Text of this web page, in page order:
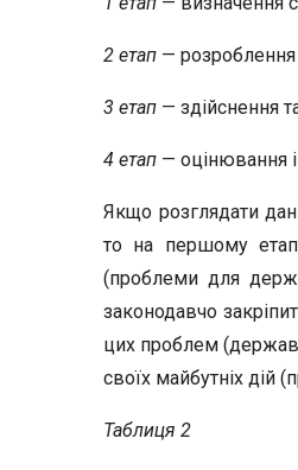
2 етап — розроблення
3 етап — здійснення
4 етап — оцінювання
Якщо розглядати
то на першому
(проблеми для
законодавчо
цих проблем
своїх майбутніх дій
Таблиця 2